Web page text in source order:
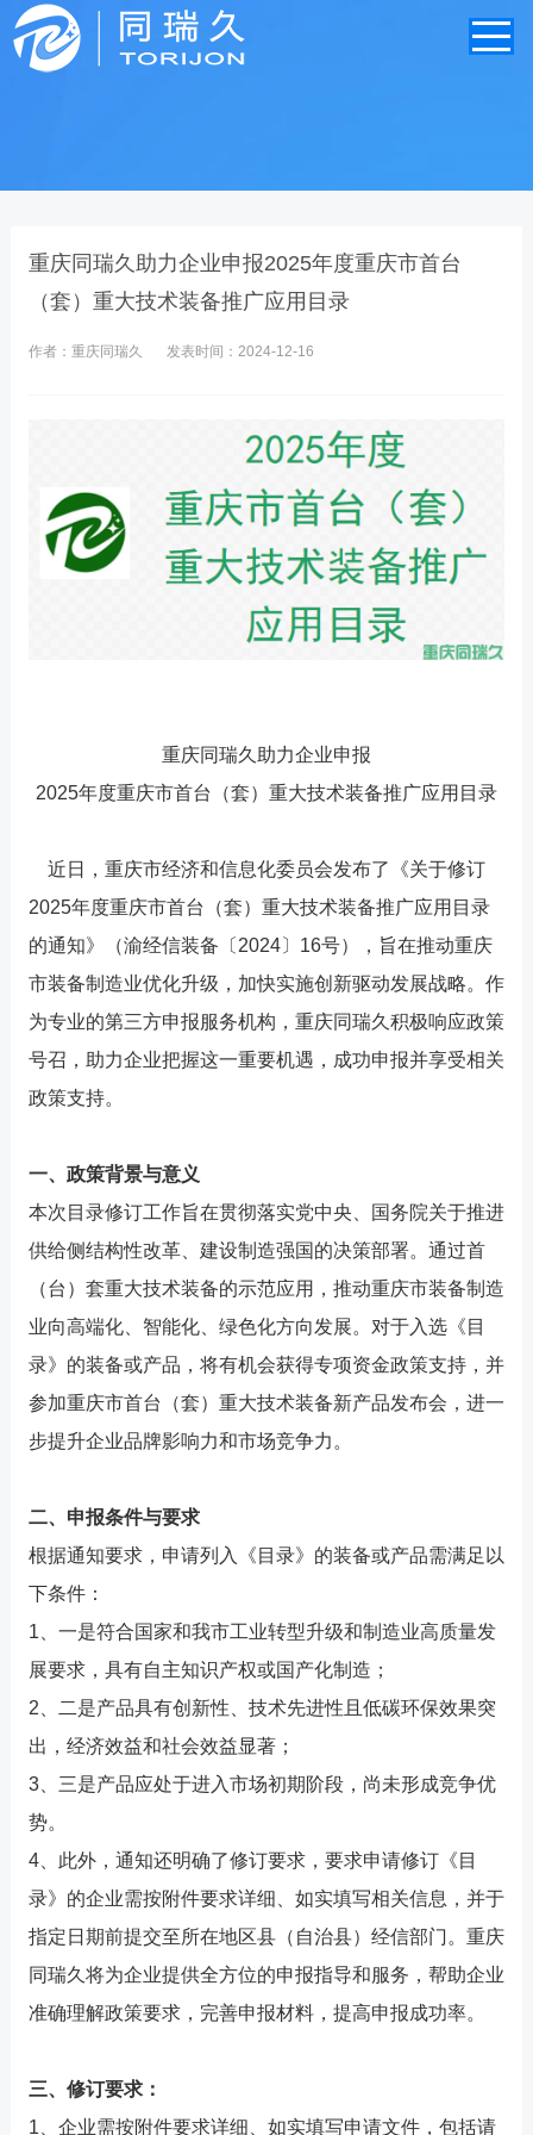
重庆同瑞久助力企业申报2025年度重庆市首台
（套）重大技术装备推广应用目录
作者：重庆同瑞久 发表时间：2024-12-16
重庆同瑞久助力企业申报
2025年度重庆市首台（套）重大技术装备推广应用目录
近日，重庆市经济和信息化委员会发布了《关于修订
2025年度重庆市首台（套）重大技术装备推广应用目录
的通知》（渝经信装备〔2024〕16号），旨在推动重庆
市装备制造业优化升级，加快实施创新驱动发展战略。作
为专业的第三方申报服务机构，重庆同瑞久积极响应政策
号召，助力企业把握这一重要机遇，成功申报并享受相关
政策支持。
一、政策背景与意义
本次目录修订工作旨在贯彻落实党中央、国务院关于推进
供给侧结构性改革、建设制造强国的决策部署。通过首
（台）套重大技术装备的示范应用，推动重庆市装备制造
业向高端化、智能化、绿色化方向发展。对于入选《目
录》的装备或产品，将有机会获得专项资金政策支持，并
参加重庆市首台（套）重大技术装备新产品发布会，进一
步提升企业品牌影响力和市场竞争力。
二、申报条件与要求
根据通知要求，申请列入《目录》的装备或产品需满足以
下条件：
1、一是符合国家和我市工业转型升级和制造业高质量发
展要求，具有自主知识产权或国产化制造；
2、二是产品具有创新性、技术先进性且低碳环保效果突
出，经济效益和社会效益显著；
3、三是产品应处于进入市场初期阶段，尚未形成竞争优
势。
4、此外，通知还明确了修订要求，要求申请修订《目
录》的企业需按附件要求详细、如实填写相关信息，并于
指定日期前提交至所在地区县（自治县）经信部门。重庆
同瑞久将为企业提供全方位的申报指导和服务，帮助企业
准确理解政策要求，完善申报材料，提高申报成功率。
三、修订要求：
1、企业需按附件要求详细、如实填写申请文件，包括请